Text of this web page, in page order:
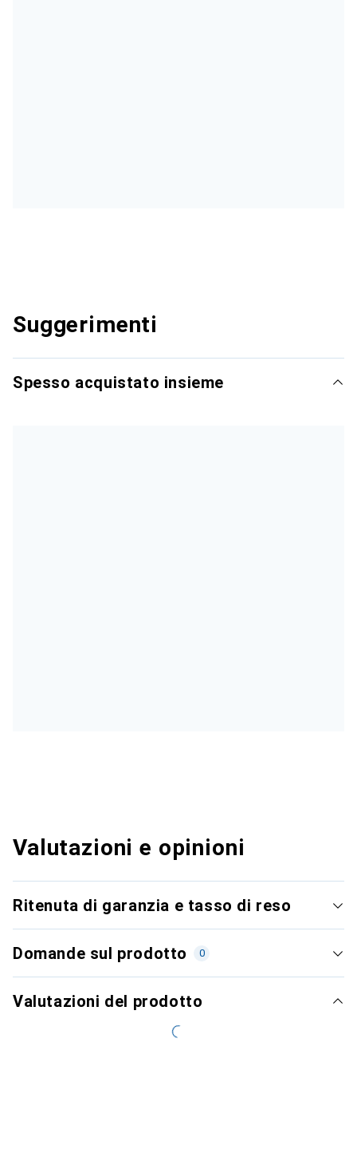
Suggerimenti
Spesso acquistato insieme
Valutazioni e opinioni
Ritenuta di garanzia e tasso di reso
Domande sul prodotto 0
Valutazioni del prodotto